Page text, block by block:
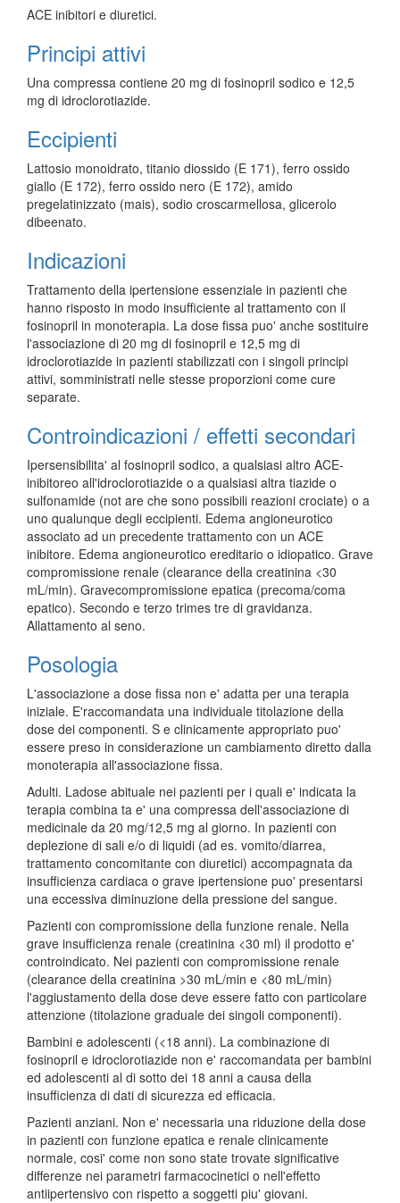
ACE inibitori e diuretici.
Principi attivi
Una compressa contiene 20 mg di fosinopril sodico e 12,5
mg di idroclorotiazide.
Eccipienti
Lattosio monoidrato, titanio diossido (E 171), ferro ossido
giallo (E 172), ferro ossido nero (E 172), amido
pregelatinizzato (mais), sodio croscarmellosa, glicerolo
dibeenato.
Indicazioni
Trattamento della ipertensione essenziale in pazienti che
hanno risposto in modo insufficiente al trattamento con il
fosinopril in monoterapia. La dose fissa puo' anche sostituire
l'associazione di 20 mg di fosinopril e 12,5 mg di
idroclorotiazide in pazienti stabilizzati con i singoli principi
attivi, somministrati nelle stesse proporzioni come cure
separate.
Controindicazioni / effetti secondari
Ipersensibilita' al fosinopril sodico, a qualsiasi altro ACE-
inibitoreo all'idroclorotiazide o a qualsiasi altra tiazide o
sulfonamide (not are che sono possibili reazioni crociate) o a
uno qualunque degli eccipienti. Edema angioneurotico
associato ad un precedente trattamento con un ACE
inibitore. Edema angioneurotico ereditario o idiopatico. Grave
compromissione renale (clearance della creatinina <30
mL/min). Gravecompromissione epatica (precoma/coma
epatico). Secondo e terzo trimes tre di gravidanza.
Allattamento al seno.
Posologia
L'associazione a dose fissa non e' adatta per una terapia
iniziale. E'raccomandata una individuale titolazione della
dose dei componenti. S e clinicamente appropriato puo'
essere preso in considerazione un cambiamento diretto dalla
monoterapia all'associazione fissa.
Adulti. Ladose abituale nei pazienti per i quali e' indicata la
terapia combina ta e' una compressa dell'associazione di
medicinale da 20 mg/12,5 mg al giorno. In pazienti con
deplezione di sali e/o di liquidi (ad es. vomito/diarrea,
trattamento concomitante con diuretici) accompagnata da
insufficienza cardiaca o grave ipertensione puo' presentarsi
una eccessiva diminuzione della pressione del sangue.
Pazienti con compromissione della funzione renale. Nella
grave insufficienza renale (creatinina <30 ml) il prodotto e'
controindicato. Nei pazienti con compromissione renale
(clearance della creatinina >30 mL/min e <80 mL/min)
l'aggiustamento della dose deve essere fatto con particolare
attenzione (titolazione graduale dei singoli componenti).
Bambini e adolescenti (<18 anni). La combinazione di
fosinopril e idroclorotiazide non e' raccomandata per bambini
ed adolescenti al di sotto dei 18 anni a causa della
insufficienza di dati di sicurezza ed efficacia.
Pazienti anziani. Non e' necessaria una riduzione della dose
in pazienti con funzione epatica e renale clinicamente
normale, cosi' come non sono state trovate significative
differenze nei parametri farmacocinetici o nell'effetto
antiipertensivo con rispetto a soggetti piu' giovani.